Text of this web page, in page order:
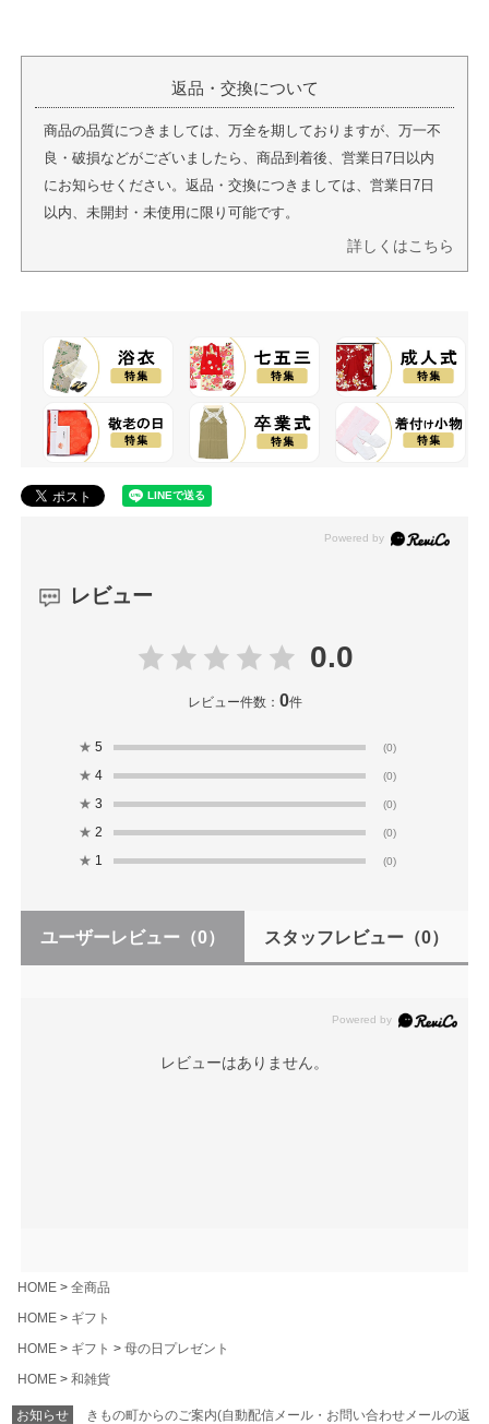
返品・交換について
商品の品質につきましては、万全を期しておりますが、万一不
良・破損などがございましたら、商品到着後、営業日7日以内
にお知らせください。返品・交換につきましては、営業日7日
以内、未開封・未使用に限り可能です。
詳しくはこちら
レビュー
0.0
レビュー件数： 0件
★ 5 (0)
★ 4 (0)
★ 3 (0)
★ 2 (0)
★ 1 (0)
ユーザーレビュー （0） スタッフレビュー（0）
レビューはありません。
HOME
全商品
HOME
ギフト
HOME
ギフト
母の日プレゼント
HOME
和雑貨
お知らせ
きもの町からのご案内(自動配信メール・お問い合わせメールの返